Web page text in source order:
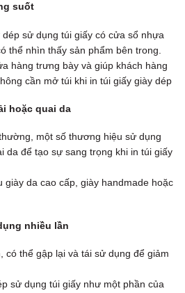
suốt
sử dụng túi giấy có cửa sổ nhựa
thể nhìn thấy sản phẩm bên trong.
hàng trưng bày và giúp khách hàng
cần mở túi khi in túi giấy giày dép
hoặc quai da
một số thương hiệu sử dụng
da để tạo sự sang trọng khi in túi giấy
giày da cao cấp, giày handmade hoặc
nhiều lần
có thể gập lại và tái sử dụng để giảm
sử dụng túi giấy như một phần của